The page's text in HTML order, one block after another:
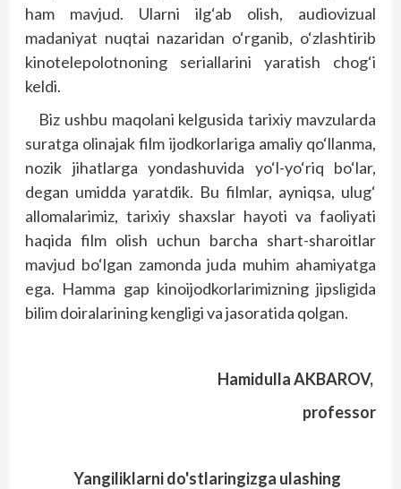
ham mavjud. Ularni ilg‘ab olish, audiovizual
madaniyat nuqtai nazaridan o‘rganib, o‘zlashtirib
kinotelepolotnoning seriallarini yaratish chog‘i
keldi.
Biz ushbu maqolani kelgusida tarixiy mavzularda
suratga olinajak film ijodkorlariga amaliy qo‘llanma,
nozik jihatlarga yondashuvida yo‘l-yo‘riq bo‘lar,
degan umidda yaratdik. Bu filmlar, ayniqsa, ulug‘
allomalarimiz, tarixiy shaxslar hayoti va faoliyati
haqida film olish uchun barcha shart-sharoitlar
mavjud bo‘lgan zamonda juda muhim ahamiyatga
ega. Hamma gap kinoijodkorlarimizning jipsligida
bilim doiralarining kengligi va jasoratida qolgan.
Hamidulla AKBAROV,
professor
Yangiliklarni do'stlaringizga ulashing